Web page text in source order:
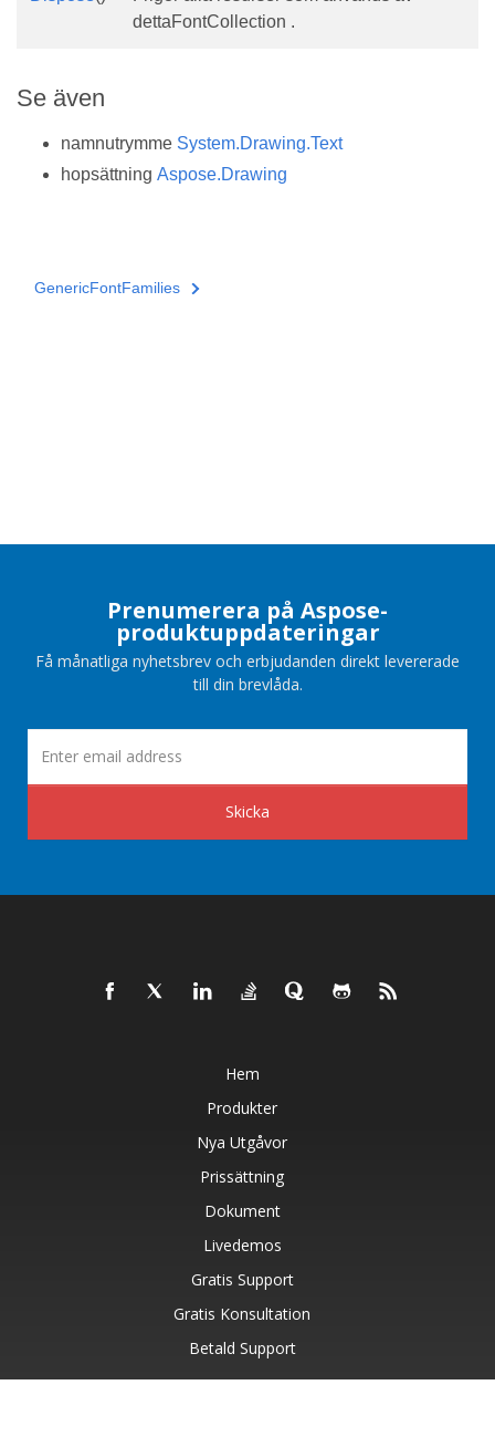
dettaFontCollection .
Se även
namnutrymme System.Drawing.Text
hopsättning Aspose.Drawing
GenericFontFamilies
Prenumerera på Aspose-
produktuppdateringar
Få månatliga nyhetsbrev och erbjudanden direkt levererade
till din brevlåda.
Skicka
Hem
Produkter
Nya Utgåvor
Prissättning
Dokument
Livedemos
Gratis Support
Gratis Konsultation
Betald Support